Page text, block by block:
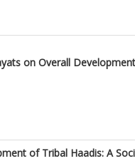
on Overall
of Tribal Haadis: A